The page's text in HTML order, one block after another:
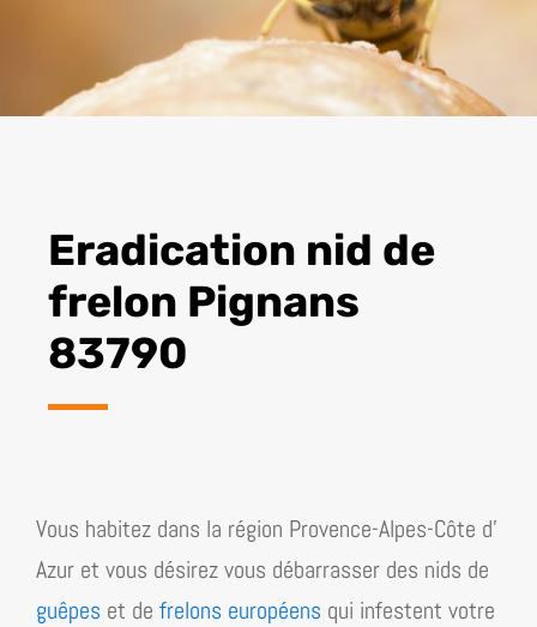
Eradication nid de
frelon Pignans
83790
Vous habitez dans la région Provence-Alpes-Côte d’​
Azur et vous désirez vous débarrasser des nids de
guêpes et de frelons européens qui infestent votre